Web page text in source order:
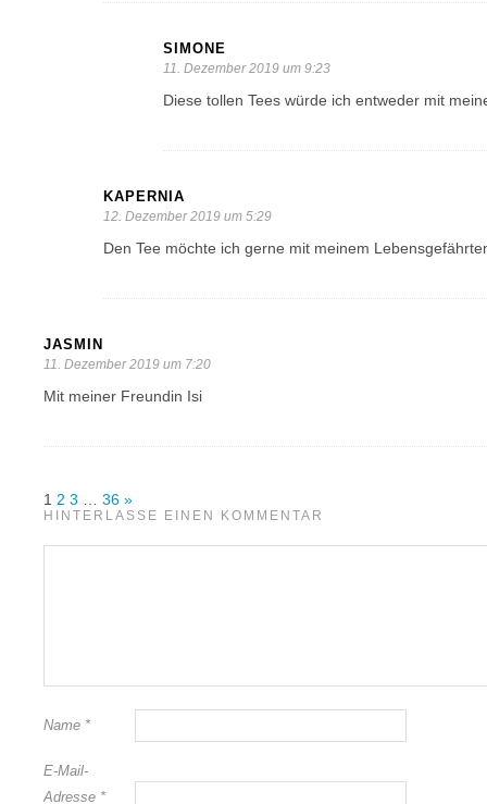
SIMONE
11. Dezember 2019 um 9:23
Diese tollen Tees würde ich entweder mit
KAPERNIA
12. Dezember 2019 um 5:29
Den Tee möchte ich gerne mit meinem
JASMIN
11. Dezember 2019 um 7:20
Mit meiner Freundin Isi
1 2 3 … 36 »
HINTERLASSE EINEN KOMMENTAR
Name *
E-Mail-
Adresse *